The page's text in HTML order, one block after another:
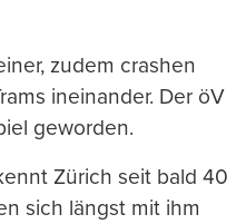
zudem crashen
ineinander. Der öV
geworden.
Zürich seit bald 40
sich längst mit ihm